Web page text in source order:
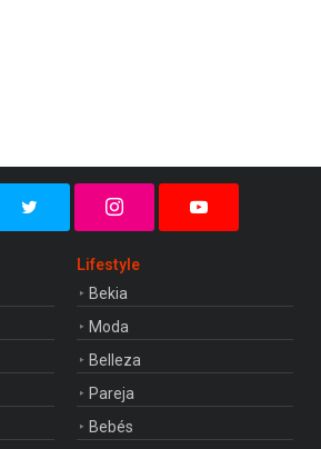
Lifestyle
Bekia
Moda
Belleza
Pareja
Bebés